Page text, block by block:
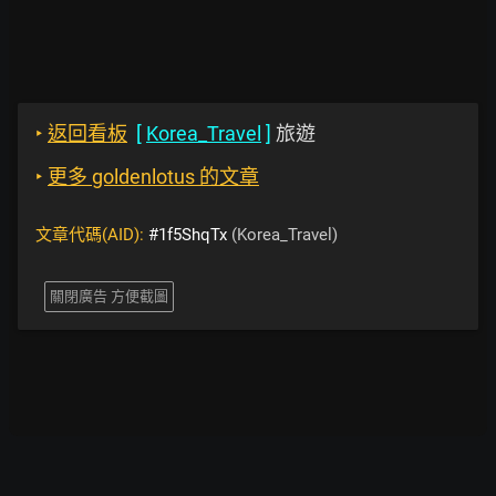
‣ 返回看板 [ Korea_Travel ] 旅遊
‣ 更多 goldenlotus 的文章
文章代碼(AID): #1f5ShqTx (Korea_Travel)
關閉廣告 方便截圖